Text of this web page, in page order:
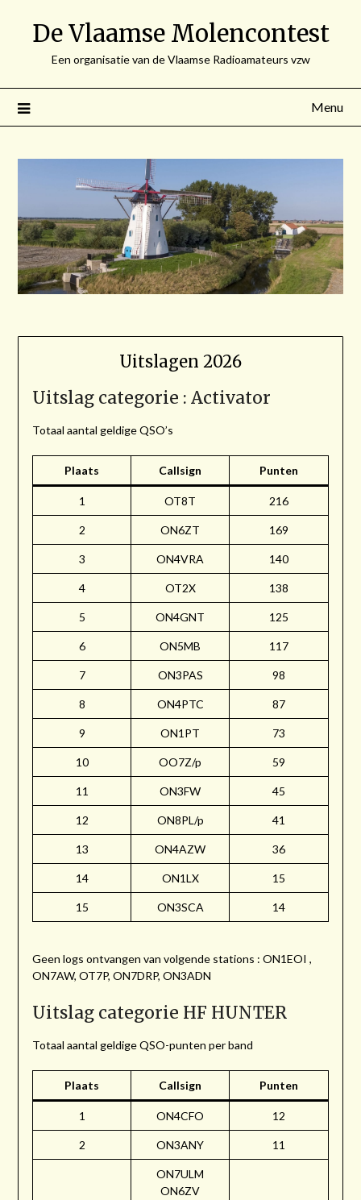
De Vlaamse Molencontest
Een organisatie van de Vlaamse Radioamateurs vzw
Menu
Uitslagen 2026
Uitslag categorie : Activator
Totaal aantal geldige QSO’s
Plaats Callsign Punten
1 OT8T 216
2 ON6ZT 169
3 ON4VRA 140
4 OT2X 138
5 ON4GNT 125
6 ON5MB 117
7 ON3PAS 98
8 ON4PTC 87
9 ON1PT 73
10 OO7Z/p 59
11 ON3FW 45
12 ON8PL/p 41
13 ON4AZW 36
14 ON1LX 15
15 ON3SCA 14
Geen logs ontvangen van volgende stations : ON1EOI ,
ON7AW, OT7P, ON7DRP, ON3ADN
Uitslag categorie HF HUNTER
Totaal aantal geldige QSO-punten per band
Plaats Callsign Punten
1 ON4CFO 12
2 ON3ANY 11
ON7ULM
ON6ZV